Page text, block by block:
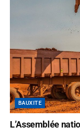
BAUXITE
L’Assemblée